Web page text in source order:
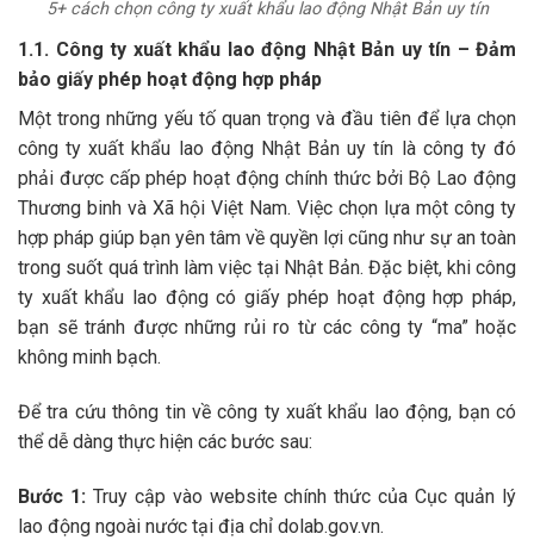
5+ cách chọn công ty xuất khẩu lao động Nhật Bản uy tín
1.1. Công ty xuất khẩu lao động Nhật Bản uy tín – Đảm
bảo giấy phép hoạt động hợp pháp
Một trong những yếu tố quan trọng và đầu tiên để lựa chọn
công ty xuất khẩu lao động Nhật Bản uy tín là công ty đó
phải được cấp phép hoạt động chính thức bởi Bộ Lao động
Thương binh và Xã hội Việt Nam. Việc chọn lựa một công ty
hợp pháp giúp bạn yên tâm về quyền lợi cũng như sự an toàn
trong suốt quá trình làm việc tại Nhật Bản. Đặc biệt, khi công
ty xuất khẩu lao động có giấy phép hoạt động hợp pháp,
bạn sẽ tránh được những rủi ro từ các công ty “ma” hoặc
không minh bạch.
Để tra cứu thông tin về công ty xuất khẩu lao động, bạn có
thể dễ dàng thực hiện các bước sau:
Bước 1:Truy cập vào website chính thức của Cục quản lý
lao động ngoài nước tại địa chỉ dolab.gov.vn.